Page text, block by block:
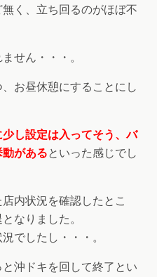
く、立ち回るのがほぼ不
せん・・・。
お昼休憩にすることにし
し設定は入ってそう、バ
があるといった感じでし
内状況を確認したとこ
なりました。
でしたし・・・。
沖ドキを回して終了とい